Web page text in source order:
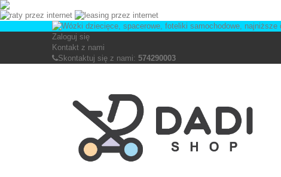
Zaloguj się
Kontakt z nami
Skontaktuj się z nami: 574290003